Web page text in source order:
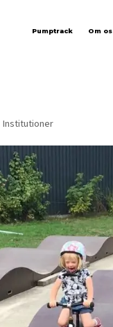
Pumptrack Om os
Institutioner